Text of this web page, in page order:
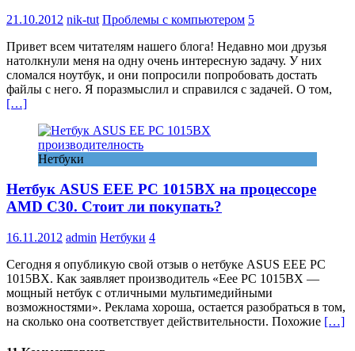
21.10.2012 nik-tut Проблемы с компьютером 5
Привет всем читателям нашего блога! Недавно мои друзья
натолкнули меня на одну очень интересную задачу. У них
сломался ноутбук, и они попросили попробовать достать
файлы с него. Я поразмыслил и справился с задачей. О том,
[…]
Нетбуки
Нетбук ASUS EEE PC 1015BX на процессоре
AMD C30. Стоит ли покупать?
16.11.2012 admin Нетбуки 4
Сегодня я опубликую свой отзыв о нетбуке ASUS EEE PC
1015BX. Как заявляет производитель «Eee PC 1015BX —
мощный нетбук с отличными мультимедийными
возможностями». Реклама хороша, остается разобраться в том,
на сколько она соответствует действительности. Похожие […]